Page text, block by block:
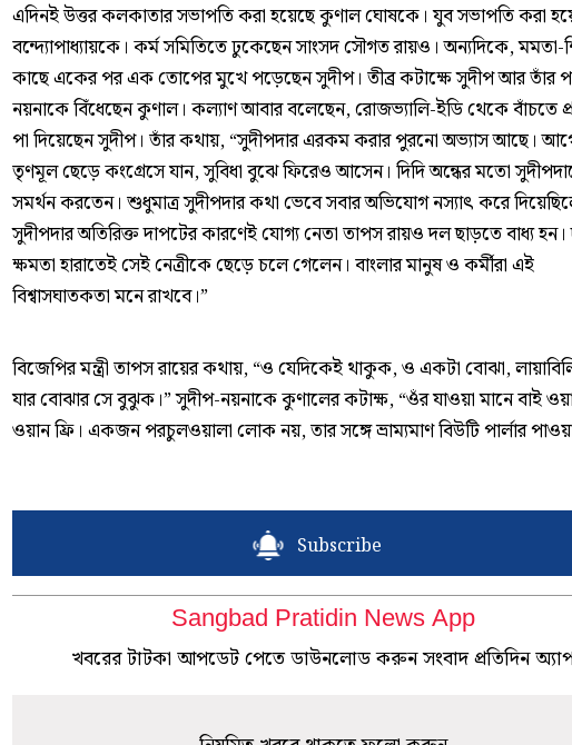
এদিনই উত্তর কলকাতার সভাপতি করা হয়েছে কুণাল ঘোষকে। যুব সভাপতি করা
বন্দ্যোপাধ্যায়কে। কর্ম সমিতিতে ঢুকেছেন সাংসদ সৌগত রায়ও। অন‌্যদিকে, মমতা-
কাছে একের পর এক তোপের মুখে পড়েছেন সুদীপ। তীব্র কটাক্ষে সুদীপ আর তাঁর
নয়নাকে বিঁধেছেন কুণাল। কল‌্যাণ আবার বলেছেন, রোজভ‌্যালি-ইডি থেকে বাঁচতে
পা দিয়েছেন সুদীপ। তাঁর কথায়, “সুদীপদার এরকম করার পুরনো অভ্যাস আছে।
তৃণমূল ছেড়ে কংগ্রেসে যান, সুবিধা বুঝে ফিরেও আসেন। দিদি অন্ধের মতো
সমর্থন করতেন। শুধুমাত্র সুদীপদার কথা ভেবে সবার অভিযোগ নস্যাৎ করে
সুদীপদার অতিরিক্ত দাপটের কারণেই যোগ্য নেতা তাপস রায়ও দল ছাড়তে বাধ্য
ক্ষমতা হারাতেই সেই নেত্রীকে ছেড়ে চলে গেলেন। বাংলার মানুষ ও কর্মীরা এই
বিশ্বাসঘাতকতা মনে রাখবে।”
বিজেপির মন্ত্রী তাপস রায়ের কথায়, “ও যেদিকেই থাকুক, ও একটা বোঝা,
যার বোঝার সে বুঝুক।” সুদীপ-নয়নাকে কুণালের কটাক্ষ, “ওঁর যাওয়া মানে বাই
ওয়ান ফ্রি। একজন পরচুলওয়ালা লোক নয়, তার সঙ্গে ভ্রাম্যমাণ বিউটি পার্লার
Subscribe
Sangbad Pratidin News App
খবরের টাটকা আপডেট পেতে ডাউনলোড করুন সংবাদ প্রতিদিন